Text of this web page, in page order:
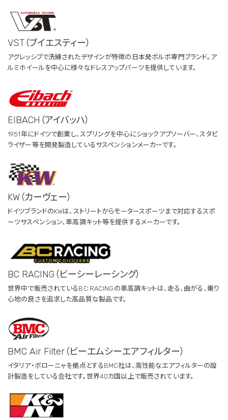
VST（ブイエスティー）
アグレッシブで洗練されたデザインが特徴の日本発ボルボ専門ブランド。ア
ルミホイールを中心に様々なドレスアップパーツを提供しています。
EIBACH（アイバッハ）
1951年にドイツで創業し、スプリングを中心にショックアブソーバー、スタビ
ライザー等を開発製造しているサスペンションメーカーです。
KW（カーヴェー）
ドイツブランドのKWは、ストリートからモータースポーツまで対応するスポ
ーツサスペンション、車高調キット等を提供するメーカーです。
BC RACING（ビーシーレーシング）
世界中で販売されているBC RACINGの車高調キットは、走る、曲がる、乗り
心地の良さを追求した高品質な製品です。
BMC Air Filter（ビーエムシーエアフィルター）
イタリア・ボローニャを拠点とするBMC社は、高性能なエアフィルターの設
計製造をしている会社です。世界40カ国以上で販売されています。